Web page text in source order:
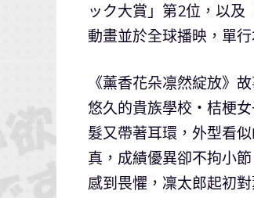
ック大賞」第2位，以
動畫並於全球播映，單
《薰香花朵凛然綻放》
悠久的貴族學校‧桔梗女
髮又帶著耳環，外型看
真，成績優異卻不拘小
感到畏懼，凜太郎起初